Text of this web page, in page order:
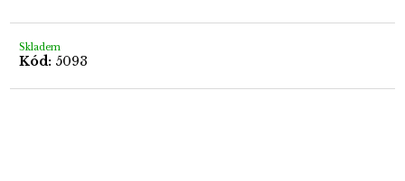
Skladem
Kód: 5093